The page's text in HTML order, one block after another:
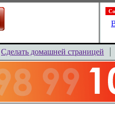
Сделать домашней страницей